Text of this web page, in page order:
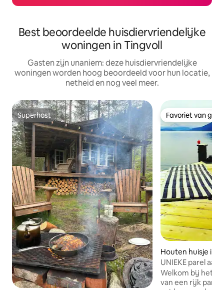
Best beoordeelde huisdiervriendelijke
woningen in Tingvoll
Gasten zijn unaniem: deze huisdiervriendelijke
woningen worden hoog beoordeeld voor hun locatie,
netheid en nog veel meer.
Superhost
Superhost Favoriet van
Favoriet van
Houten huisje in
UNIEKE parel
Welkom bij het
van een rijk pand